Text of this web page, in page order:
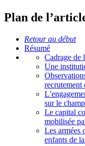
Plan de
Retour au début
Résumé
Cadrage de
Une
recrutement
sur le
Le capital
mobilisée
Les armées
enfants de